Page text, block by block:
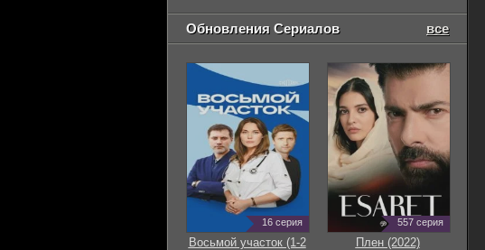
Обновления Сериалов все
16 серия
Восьмой участок (1-2
557 серия
Плен (2022)